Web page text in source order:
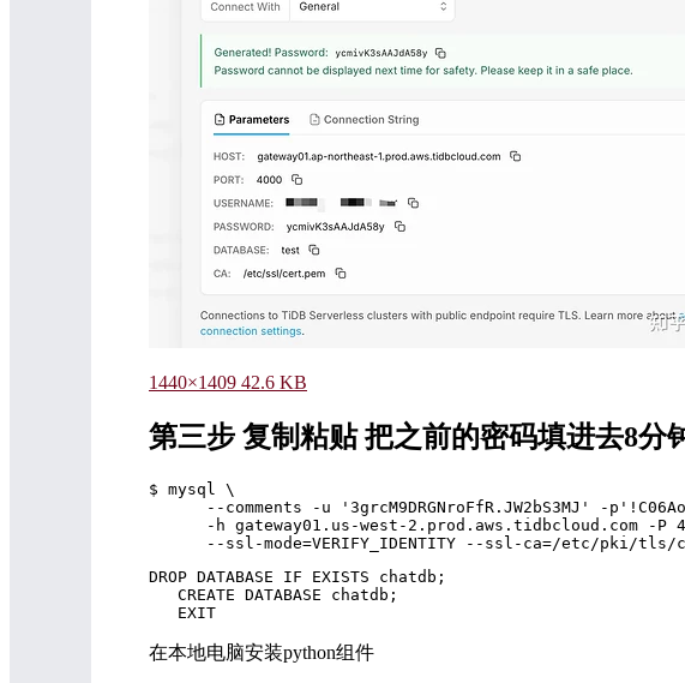
1440×1409 42.6 KB
第三步 复制粘贴 把之前的密码填进去8分
$ mysql \
--comments -u '3grcM9DRGNroFfR.JW2bS3MJ' -
-h gateway01.us-west-2.prod.aws.tidbcloud.com -P
DROP DATABASE IF EXISTS chatdb;
   CREATE DATABASE chatdb;
在本地电脑安装python组件